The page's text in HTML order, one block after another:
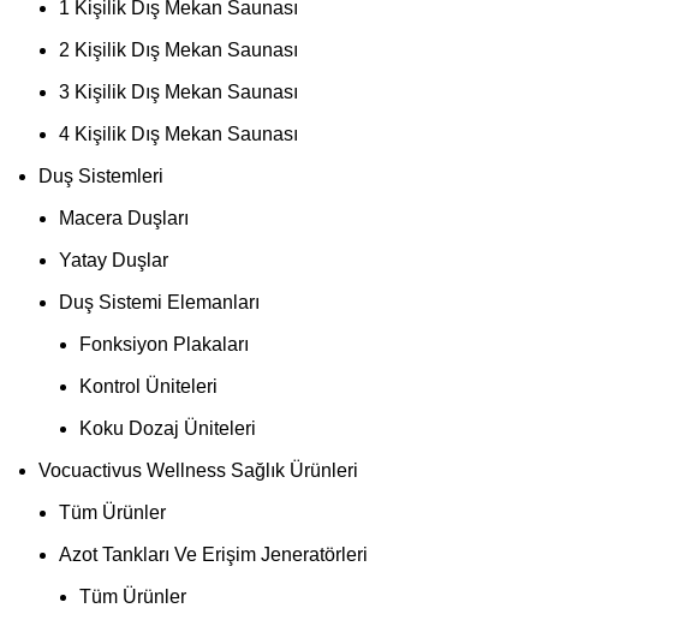
1 Kişilik Dış Mekan Saunası
2 Kişilik Dış Mekan Saunası
3 Kişilik Dış Mekan Saunası
4 Kişilik Dış Mekan Saunası
Duş Sistemleri
Macera Duşları
Yatay Duşlar
Duş Sistemi Elemanları
Fonksiyon Plakaları
Kontrol Üniteleri
Koku Dozaj Üniteleri
Vocuactivus Wellness Sağlık Ürünleri
Tüm Ürünler
Azot Tankları Ve Erişim Jeneratörleri
Tüm Ürünler